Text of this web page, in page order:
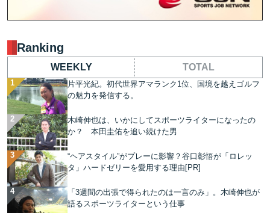
Ranking
WEEKLY TOTAL
片平光紀。初代世界アマランク1位、国境を越えゴルフ
の魅力を発信する。
木崎伸也は、いかにしてスポーツライターになったの
か？ 本田圭佑を追い続けた男
“ヘアスタイル”がプレーに影響？谷口彰悟が「ロレッ
タ」ハードゼリーを愛用する理由[PR]
「3週間の出張で得られたのは一言のみ」。木崎伸也が
語るスポーツライターという仕事